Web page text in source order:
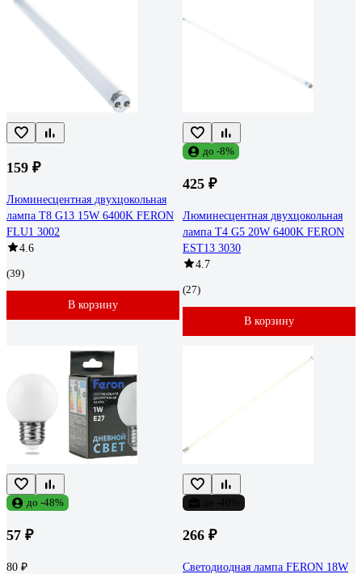
159 ₽
Люминесцентная двухцокольная
лампа T8 G13 15W 6400K FERON
FLU1 3002
4.6
(39)
В корзину
до -8%
425 ₽
Люминесцентная двухцокольная
лампа T4 G5 20W 6400K FERON
EST13 3030
4.7
(27)
В корзину
до -48%
57 ₽
80 ₽
266 ₽
Светодиодная лампа FERON 18W